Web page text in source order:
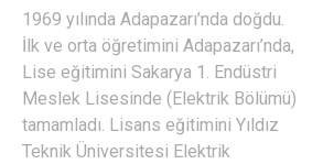
1969 yılında Adapazarı’nda doğdu.
İlk ve orta öğretimini Adapazarı’nda,
Lise eğitimini Sakarya 1. Endüstri
Meslek Lisesinde (Elektrik Bölümü)
tamamladı. Lisans eğitimini Yıldız
Teknik Üniversitesi Elektrik